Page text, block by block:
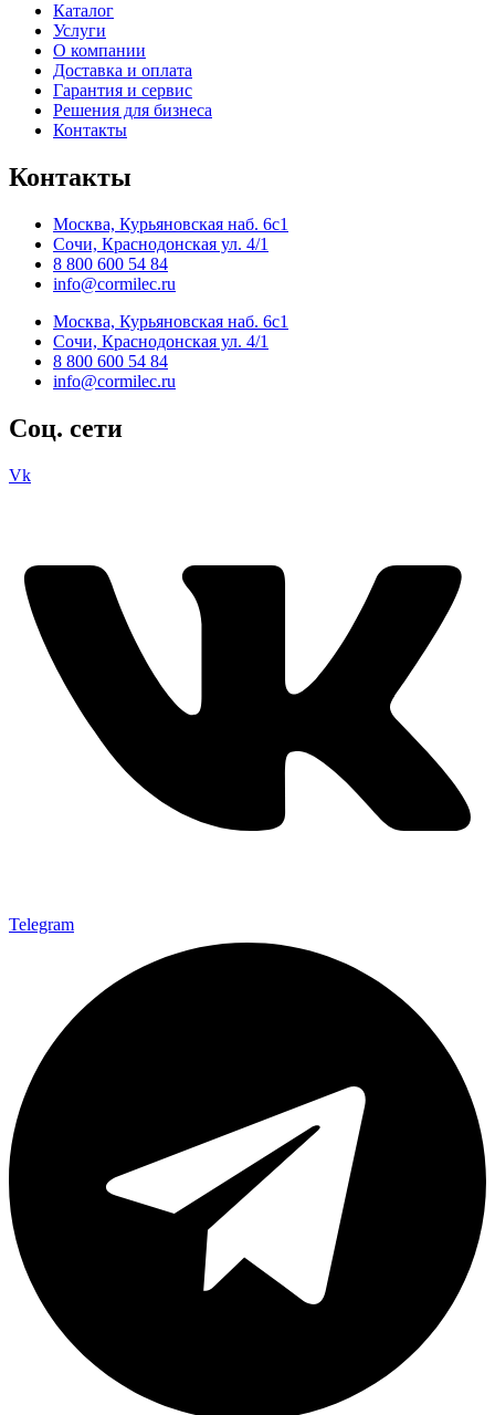
Каталог
Услуги
О компании
Доставка и оплата
Гарантия и сервис
Решения для бизнеса
Контакты
Контакты
Москва, Курьяновская наб. 6с1
Сочи, Краснодонская ул. 4/1
8 800 600 54 84
info@cormilec.ru
Москва, Курьяновская наб. 6с1
Сочи, Краснодонская ул. 4/1
8 800 600 54 84
info@cormilec.ru
Соц. сети
Vk
Telegram